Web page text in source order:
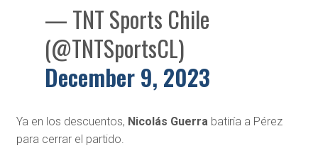
— TNT Sports Chile
(@TNTSportsCL)
December 9, 2023
Ya en los descuentos, Nicolás Guerrabatiría a Pérez
para cerrar el partido.